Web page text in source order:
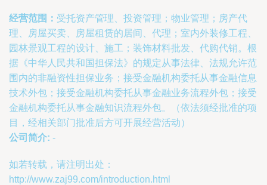
经营范围： 受托资产管理、投资管理；物业管理；房产代
理、房屋买卖、房屋租赁的居间、代理；室内外装修工程、
园林景观工程的设计、施工；装饰材料批发、代购代销。根
据《中华人民共和国担保法》的规定从事法律、法规允许范
围内的非融资性担保业务；接受金融机构委托从事金融信息
技术外包；接受金融机构委托从事金融业务流程外包；接受
金融机构委托从事金融知识流程外包。（依法须经批准的项
目，经相关部门批准后方可开展经营活动）
公司简介: -
如若转载，请注明出处：
http://www.zaj99.com/introduction.html